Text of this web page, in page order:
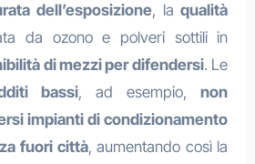
dell’esposizione, laqualità
da ozono e polveri sottili in
di mezzi per difendersi. Le
bassi, ad esempio,non
impianti di condizionamento
fuori città, aumentando così la